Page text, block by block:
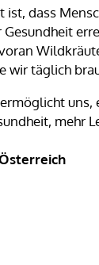
ist, dass
wir täglich
mehr